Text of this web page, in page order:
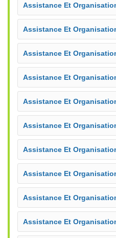
Assistance Et
Assistance Et
Assistance Et
Assistance Et
Assistance Et
Assistance Et
Assistance Et
Assistance Et
Assistance Et
Assistance Et